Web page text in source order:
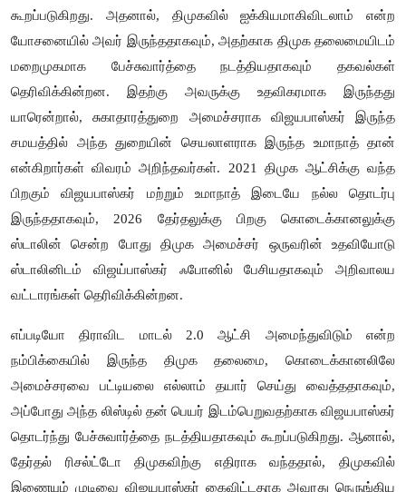
கூறப்படுகிறது. அதனால், திமுகவில் ஐக்கியமாகிவிடலாம் என்ற
யோசனையில் அவர் இருந்ததாகவும், அதற்காக திமுக தலைமையிடம்
மறைமுகமாக பேச்சுவார்த்தை நடத்தியதாகவும் தகவல்கள்
தெரிவிக்கின்றன. இதற்கு அவருக்கு உதவிகரமாக இருந்தது
யாரென்றால், சுகாதாரத்துறை அமைச்சராக விஜயபாஸ்கர் இருந்த
சமயத்தில் அந்த துறையின் செயலாளராக இருந்த உமாநாத் தான்
என்கிறார்கள் விவரம் அறிந்தவர்கள். 2021 திமுக ஆட்சிக்கு வந்த
பிறகும் விஜயபாஸ்கர் மற்றும் உமாநாத் இடையே நல்ல தொடர்பு
இருந்ததாகவும், 2026 தேர்தலுக்கு பிறகு கொடைக்கானலுக்கு
ஸ்டாலின் சென்ற போது திமுக அமைச்சர் ஒருவரின் உதவியோடு
ஸ்டாலினிடம் விஜய்பாஸ்கர் ஃபோனில் பேசியதாகவும் அறிவாலய
வட்டாரங்கள் தெரிவிக்கின்றன.
எப்படியோ திராவிட மாடல் 2.0 ஆட்சி அமைந்துவிடும் என்ற
நம்பிக்கையில் இருந்த திமுக தலைமை, கொடைக்கானலிலே
அமைச்சரவை பட்டியலை எல்லாம் தயார் செய்து வைத்ததாகவும்,
அப்போது அந்த லிஸ்டில் தன் பெயர் இடம்பெறுவதற்காக விஜயபாஸ்கர்
தொடர்ந்து பேச்சுவார்த்தை நடத்தியதாகவும் கூறப்படுகிறது. ஆனால்,
தேர்தல் ரிசல்ட்டோ திமுகவிற்கு எதிராக வந்ததால், திமுகவில்
இணையும் முடிவை விஜயபாஸ்கர் கைவிட்டதாக அவரது நெருங்கிய